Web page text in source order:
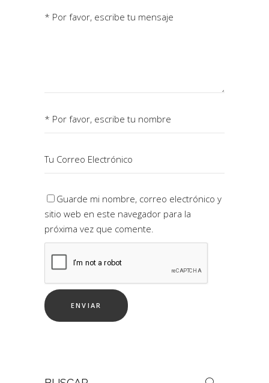
Guarde mi nombre, correo electrónico y
sitio web en este navegador para la
próxima vez que comente.